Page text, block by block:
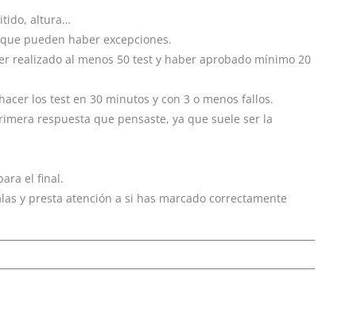
altura…
pueden haber excepciones.
realizado al menos 50 test y haber aprobado mínimo 20
los test en 30 minutos y con 3 o menos fallos.
respuesta que pensaste, ya que suele ser la
el final.
y presta atención a si has marcado correctamente